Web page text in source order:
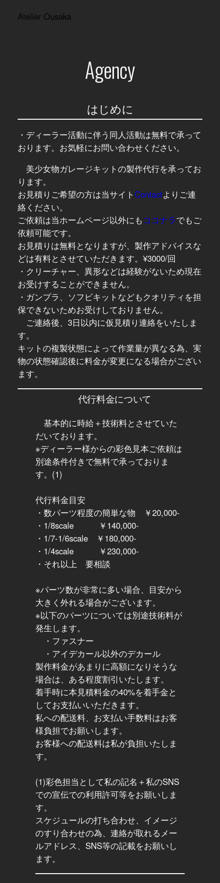
Atelier Ousaka
Agency
はじめに
・ディーラー活動に伴う同人活動は無料で承って
おります。お気軽にお問い合わせください。
美少女物ガレージキットの製作代行を承ってお
ります。
お見積りご希望の方は当サイトContactよりご連
絡ください。
ご依頼は当ホームページ以外にもココナラでもご
依頼可能です。
お見積りは無料となりますが、製作アドバイスな
どは有料とさせていただきます。¥3000/回
・クリーチャー、異形などは経験がないため現在
お受けすることができません。
・ガンプラ、ソフビキットなどもクオリティを担
保できないためお受けしておりません。
ご連絡後、3日以内に仮見積り連絡をいたしま
す。
キットの複製状態によって作業量が異なる為、実
物の状態確認後に料金が変更になる場合がござい
ます。
代行料金について
基本的に時給＋技術料とさせていた
だいております。
※ディーラー様からの彩色見本ご依頼は
別途条件付きで無料で承っておりま
す。(1)
代行料金目安
・数パーツ程度の簡単な物 ￥20,000-
・1/8scale ￥140,000-
・1/7-1/6scale ￥180,000-
・1/4scale ￥230,000-
・それ以上 要相談
※パーツ数が非常に多い場合、目安から
大きく外れる場合がございます。
※以下のパーツについては別途技術料が
発生します。
・ファスナー
・アイデカール以外のデカール
製作料金があまりに高額になりそうな
場合は、ある程度割引いたします。
着手時に本見積料金の40%を着手金と
してお支払いいただきます。
私への配送料、お支払い手数料はお客
様負担でお願いします。
お客様への配送料は私が負担いたしま
す。
(1)彩色担当として私の記名＋私のSNS
での宣伝での利用許可等をお願いしま
す。
スケジュールの打ち合わせ、イメージ
のすり合わせの為、連絡が取れるメー
ルアドレス、SNS等の記載をお願いし
ます。